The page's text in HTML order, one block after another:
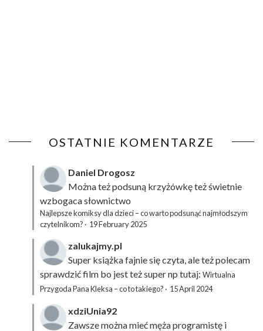
OSTATNIE KOMENTARZE
Daniel Drogosz
Można też podsuną krzyżówkęteż świetnie
wzbogaca słownictwo
Najlepsze komiksy dla dzieci – co warto podsunąć najmłodszym
czytelnikom? · 19 February 2025
zalukajmy.pl
Super książka fajnie się czyta, ale też polecam
sprawdzić film bo jest też super np tutaj: Wirtualna
Przygoda Pana Kleksa – co to takiego? · 15 April 2024
xdziUnia92
Zawsze można mieć męża programistę i